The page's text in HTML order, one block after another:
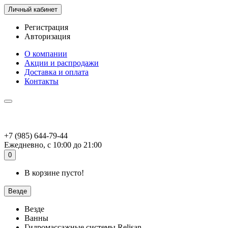
Личный кабинет
Регистрация
Авторизация
О компании
Акции и распродажи
Доставка и оплата
Контакты
+7 (985) 644-79-44
Ежедневно, с 10:00 до 21:00
0
В корзине пусто!
Везде
Везде
Ванны